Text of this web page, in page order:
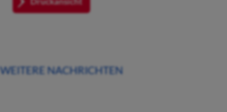
WEITERE NACHRICHTEN